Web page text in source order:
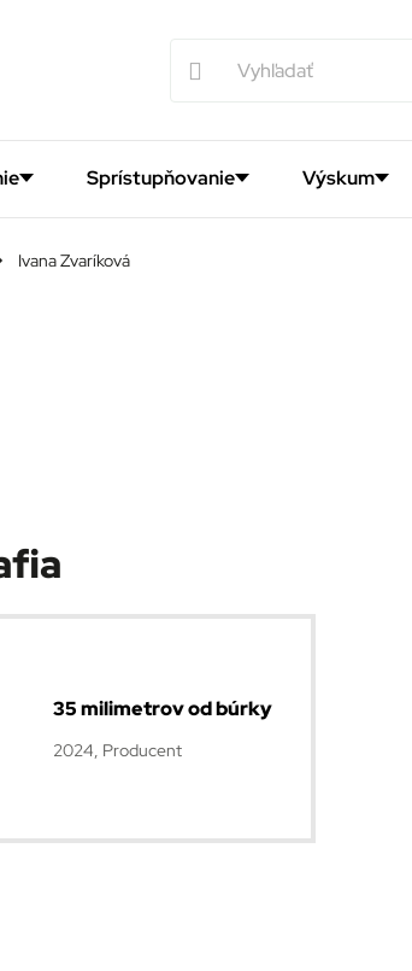
Sprístupňovanie Výskum
Ivana Zvaríková
35 milimetrov od búrky
2024, Producent